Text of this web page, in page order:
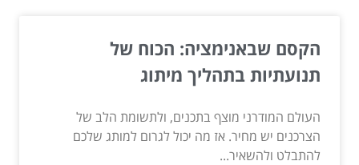
הקסם שבאנימציה: הכוח של
תנועתיות בתהליך מיתוג
העולם המודרני מוצף בתכנים, ולתשומת הלב של
הצרכנים יש מחיר. אז מה יכול לגרום למותג שלכם
להתבלט ולהשאיר...